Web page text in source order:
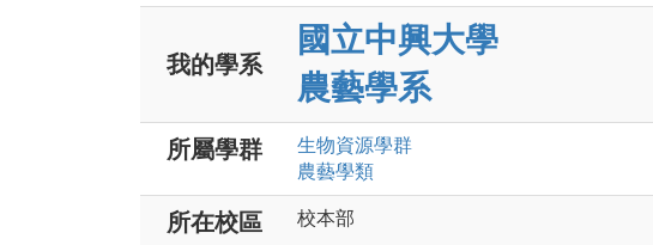
我的學系
國立中興大學
農藝學系
所屬學群 生物資源學群
農藝學類
所在校區
校本部